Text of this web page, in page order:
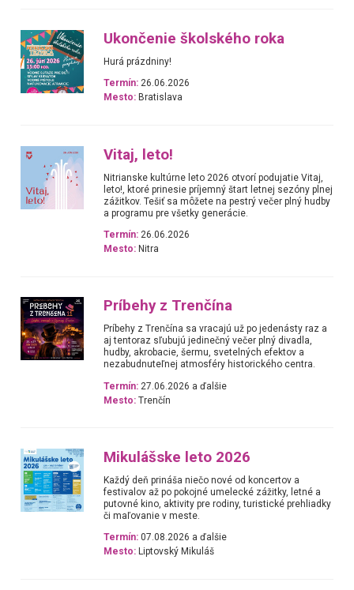
Ukončenie školského roka
Hurá prázdniny!
Termín: 26.06.2026
Mesto: Bratislava
Vitaj, leto!
Nitrianske kultúrne leto 2026 otvorí podujatie Vitaj,
leto!, ktoré prinesie príjemný štart letnej sezóny plnej
zážitkov. Tešiť sa môžete na pestrý večer plný hudby
a programu pre všetky generácie.
Termín: 26.06.2026
Mesto: Nitra
Príbehy z Trenčína
Príbehy z Trenčína sa vracajú už po jedenásty raz a
aj tentoraz sľubujú jedinečný večer plný divadla,
hudby, akrobacie, šermu, svetelných efektov a
nezabudnuteľnej atmosféry historického centra.
Termín: 27.06.2026 a ďalšie
Mesto: Trenčín
Mikulášske leto 2026
Každý deň prináša niečo nové od koncertov a
festivalov až po pokojné umelecké zážitky, letné a
putovné kino, aktivity pre rodiny, turistické prehliadky
či maľovanie v meste.
Termín: 07.08.2026 a ďalšie
Mesto: Liptovský Mikuláš